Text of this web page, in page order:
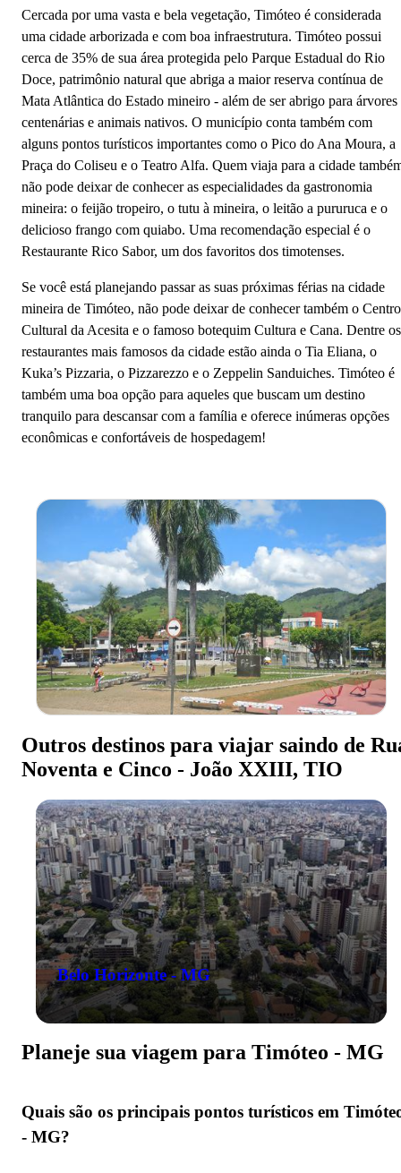
Cercada por uma vasta e bela vegetação, Timóteo é considerada
uma cidade arborizada e com boa infraestrutura. Timóteo possui
cerca de 35% de sua área protegida pelo Parque Estadual do Rio
Doce, patrimônio natural que abriga a maior reserva contínua de
Mata Atlântica do Estado mineiro - além de ser abrigo para árvores
centenárias e animais nativos. O município conta também com
alguns pontos turísticos importantes como o Pico do Ana Moura, a
Praça do Coliseu e o Teatro Alfa. Quem viaja para a cidade
não pode deixar de conhecer as especialidades da gastronomia
mineira: o feijão tropeiro, o tutu à mineira, o leitão a pururuca e o
delicioso frango com quiabo. Uma recomendação especial é o
Restaurante Rico Sabor, um dos favoritos dos timotenses.
Se você está planejando passar as suas próximas férias na cidade
mineira de Timóteo, não pode deixar de conhecer também o Centro
Cultural da Acesita e o famoso botequim Cultura e Cana. Dentre os
restaurantes mais famosos da cidade estão ainda o Tia Eliana, o
Kuka’s Pizzaria, o Pizzarezzo e o Zeppelin Sanduiches. Timóteo é
também uma boa opção para aqueles que buscam um destino
tranquilo para descansar com a família e oferece inúmeras opções
econômicas e confortáveis de hospedagem!
Outros destinos para viajar saindo de
Noventa e Cinco - João XXIII, TIO
Belo Horizonte - MG
Planeje sua viagem para Timóteo - MG
Quais são os principais pontos turísticos em
- MG?